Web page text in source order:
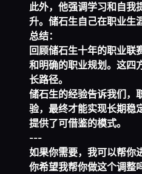
此外，他强调学习和自我
升。储石生自己在职业生
总结：
回顾储石生十年的职业联
和明确的职业规划。这四
长路径。
储石生的经验告诉我们，
验，最终才能实现长期稳
提供了可借鉴的模式。
---
如果你需要，我可以帮你
你希望我帮你做这个调整